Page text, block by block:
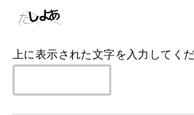
上に表示された文字を入力してくだ